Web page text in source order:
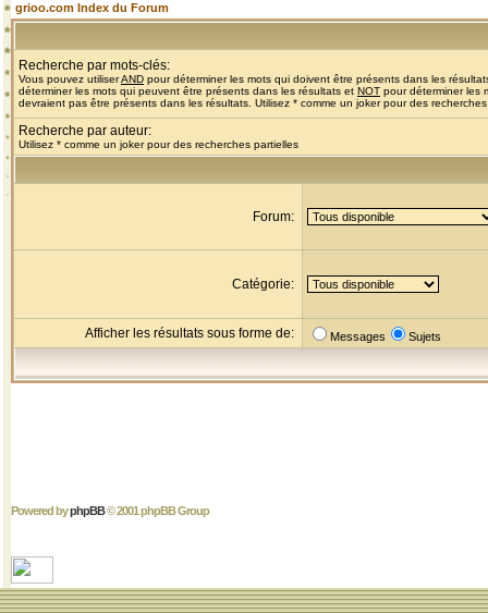
grioo.com Index du Forum
Recherche par mots-clés:
Vous pouvez utiliserAND pour déterminer les mots qui doivent être présents dans les
déterminer les mots qui peuvent être présents dans les résultats et NOT pour déterminer les
devraient pas être présents dans les résultats. Utilisez * comme un joker pour des
Recherche par auteur:
Utilisez * comme un joker pour des recherches partielles
Forum:
Catégorie:
Afficher les résultats sous forme de: Messages Sujets
Powered byphpBB© 2001 phpBB Group